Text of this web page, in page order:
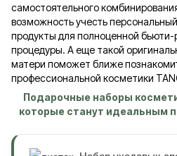
самостоятельного
возможность учесть
продукты для полноценной
процедуры. А еще такой
матери поможет ближе
профессиональной косметики
Подарочные наборы
которые станут идеальным